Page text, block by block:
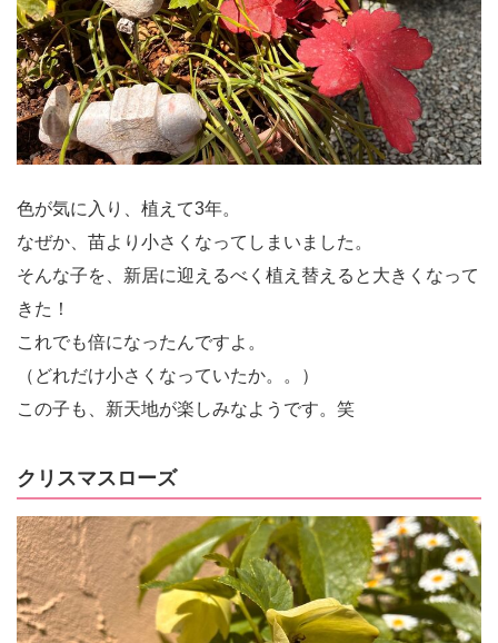
色が気に入り、植えて3年。
なぜか、苗より小さくなってしまいました。
そんな子を、新居に迎えるべく植え替えると大きくなって
きた！
これでも倍になったんですよ。
（どれだけ小さくなっていたか。。）
この子も、新天地が楽しみなようです。笑
クリスマスローズ